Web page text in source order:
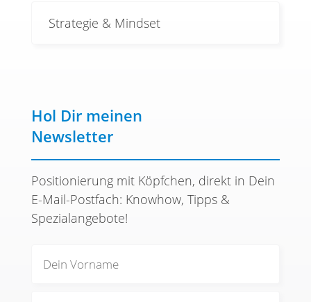
Strategie & Mindset
Hol Dir meinen
Newsletter
Positionierung mit Köpfchen, direkt in Dein
E-Mail-Postfach: Knowhow, Tipps &
Spezialangebote!